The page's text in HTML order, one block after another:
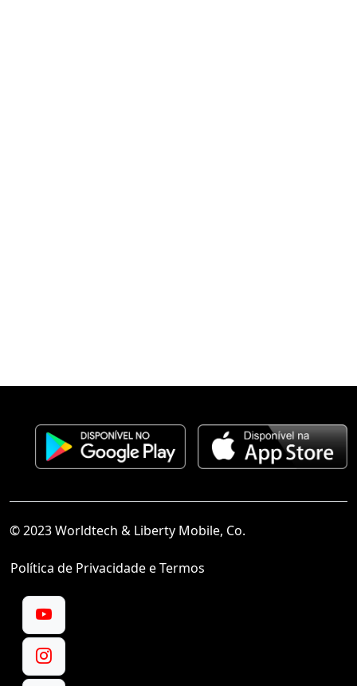
© 2023 Worldtech & Liberty Mobile, Co.
Política de Privacidade e Termos